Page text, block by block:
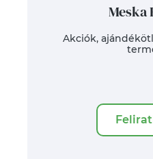
Meska
Akciók,